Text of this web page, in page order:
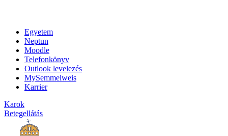
Egyetem
Neptun
Moodle
Telefonkönyv
Outlook levelezés
MySemmelweis
Karrier
Karok
Betegellátás